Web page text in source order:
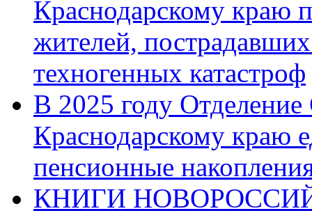
Краснодарскому краю
жителей,
техногенных катастроф
В 2025 году
Краснодарскому краю
пенсионные
КНИГИ